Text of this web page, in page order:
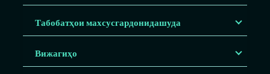
Табобатҳои махсусгардонидашуда
Вижагиҳо